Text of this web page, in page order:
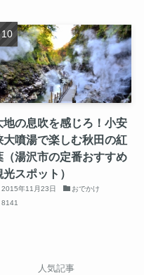
地の息吹を感じろ！小安
大噴湯で楽しむ秋田の紅
（湯沢市の定番おすすめ
光スポット）
2015年11月23日
おでかけ
8141
人気記事